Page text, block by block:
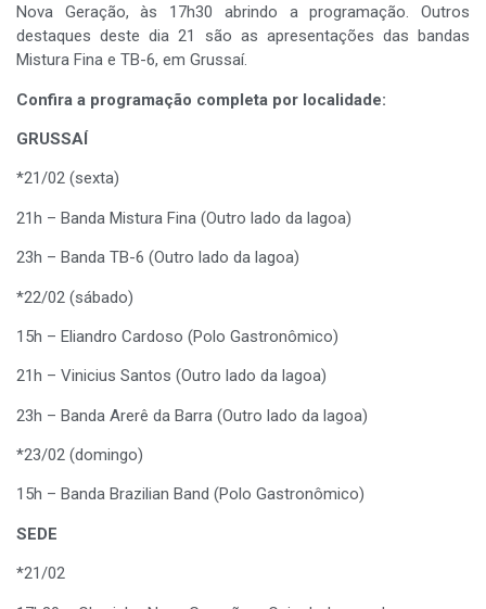
Nova Geração, às 17h30 abrindo a programação. Outros
destaques deste dia 21 são as apresentações das bandas
Mistura Fina e TB-6, em Grussaí.
Confira a programação completa por localidade:
GRUSSAÍ
*21/02 (sexta)
21h – Banda Mistura Fina (Outro lado da lagoa)
23h – Banda TB-6 (Outro lado da lagoa)
*22/02 (sábado)
15h – Eliandro Cardoso (Polo Gastronômico)
21h – Vinicius Santos (Outro lado da lagoa)
23h – Banda Arerê da Barra (Outro lado da lagoa)
*23/02 (domingo)
15h – Banda Brazilian Band (Polo Gastronômico)
SEDE
*21/02